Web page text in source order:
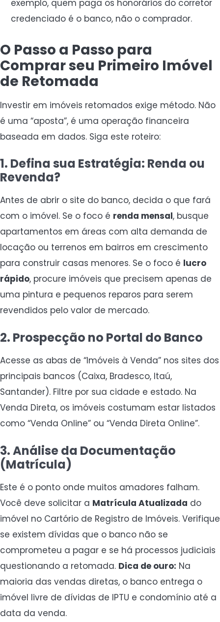
exemplo, quem paga os honorários do corretor
credenciado é o banco, não o comprador.
O Passo a Passo para
Comprar seu Primeiro Imóvel
de Retomada
Investir em imóveis retomados exige método. Não
é uma “aposta”, é uma operação financeira
baseada em dados. Siga este roteiro:
1. Defina sua Estratégia: Renda ou
Revenda?
Antes de abrir o site do banco, decida o que fará
com o imóvel. Se o foco é renda mensal, busque
apartamentos em áreas com alta demanda de
locação ou terrenos em bairros em crescimento
para construir casas menores. Se o foco é lucro
rápido, procure imóveis que precisem apenas de
uma pintura e pequenos reparos para serem
revendidos pelo valor de mercado.
2. Prospecção no Portal do Banco
Acesse as abas de “Imóveis à Venda” nos sites dos
principais bancos (Caixa, Bradesco, Itaú,
Santander). Filtre por sua cidade e estado. Na
Venda Direta, os imóveis costumam estar listados
como “Venda Online” ou “Venda Direta Online”.
3. Análise da Documentação
(Matrícula)
Este é o ponto onde muitos amadores falham.
Você deve solicitar a Matrícula Atualizada do
imóvel no Cartório de Registro de Imóveis. Verifique
se existem dívidas que o banco não se
comprometeu a pagar e se há processos judiciais
questionando a retomada. Dica de ouro: Na
maioria das vendas diretas, o banco entrega o
imóvel livre de dívidas de IPTU e condomínio até a
data da venda.